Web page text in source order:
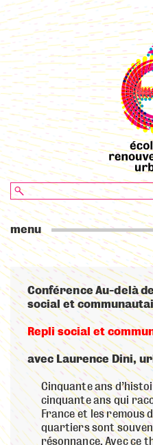
menu
Conférence Au-delà
social et
Repli social et
avec Laurence Dini,
Cinquante ans
cinquante ans qui
France et les remous
quartiers sont
résonnance. Avec ce